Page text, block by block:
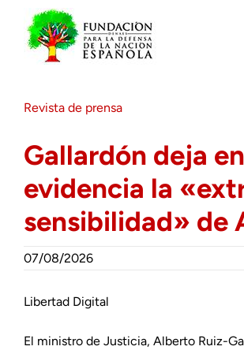
contenido
Actualidad
Actividades
Revista de prensa
Gallardón deja en
evidencia la
sensibilidad» de
07/08/2026
Libertad Digital
El ministro de Justicia, Alberto Ruiz-